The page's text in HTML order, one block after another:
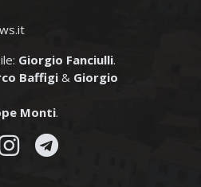
Giorgio Fanciulli.
Baffigi& Giorgio
Monti.